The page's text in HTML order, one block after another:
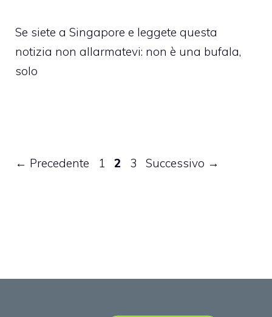
Se siete a Singapore e leggete questa
notizia non allarmatevi: non è una bufala,
solo
← Precedente Pagina
1 Pagina
2 Pagina
3 Successivo →